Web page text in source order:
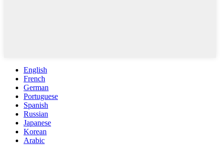
English
French
German
Portuguese
Spanish
Russian
Japanese
Korean
Arabic